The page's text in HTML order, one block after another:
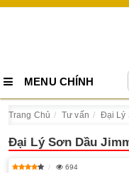
MENU CHÍNH
Trang Chủ Tư vấn Đại Lý
Đại Lý Sơn Dầu
694